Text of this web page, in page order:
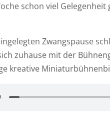
schon viel
Zwangs­pau­se
zuhau­se mit der
krea­ti­ve